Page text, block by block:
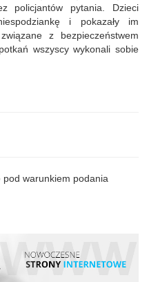
policjantów pytania. Dzieci
i pokazały im
z bezpieczeństwem
wszyscy wykonali sobie
pod warunkiem podania